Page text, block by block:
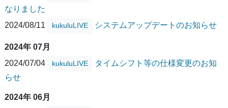
なりました
2024/08/11
kukuluLIVE システムアップデートのお知らせ
2024年 07月
2024/07/04
kukuluLIVE
タイムシフト等の仕様変更のお知
らせ
2024年 06月